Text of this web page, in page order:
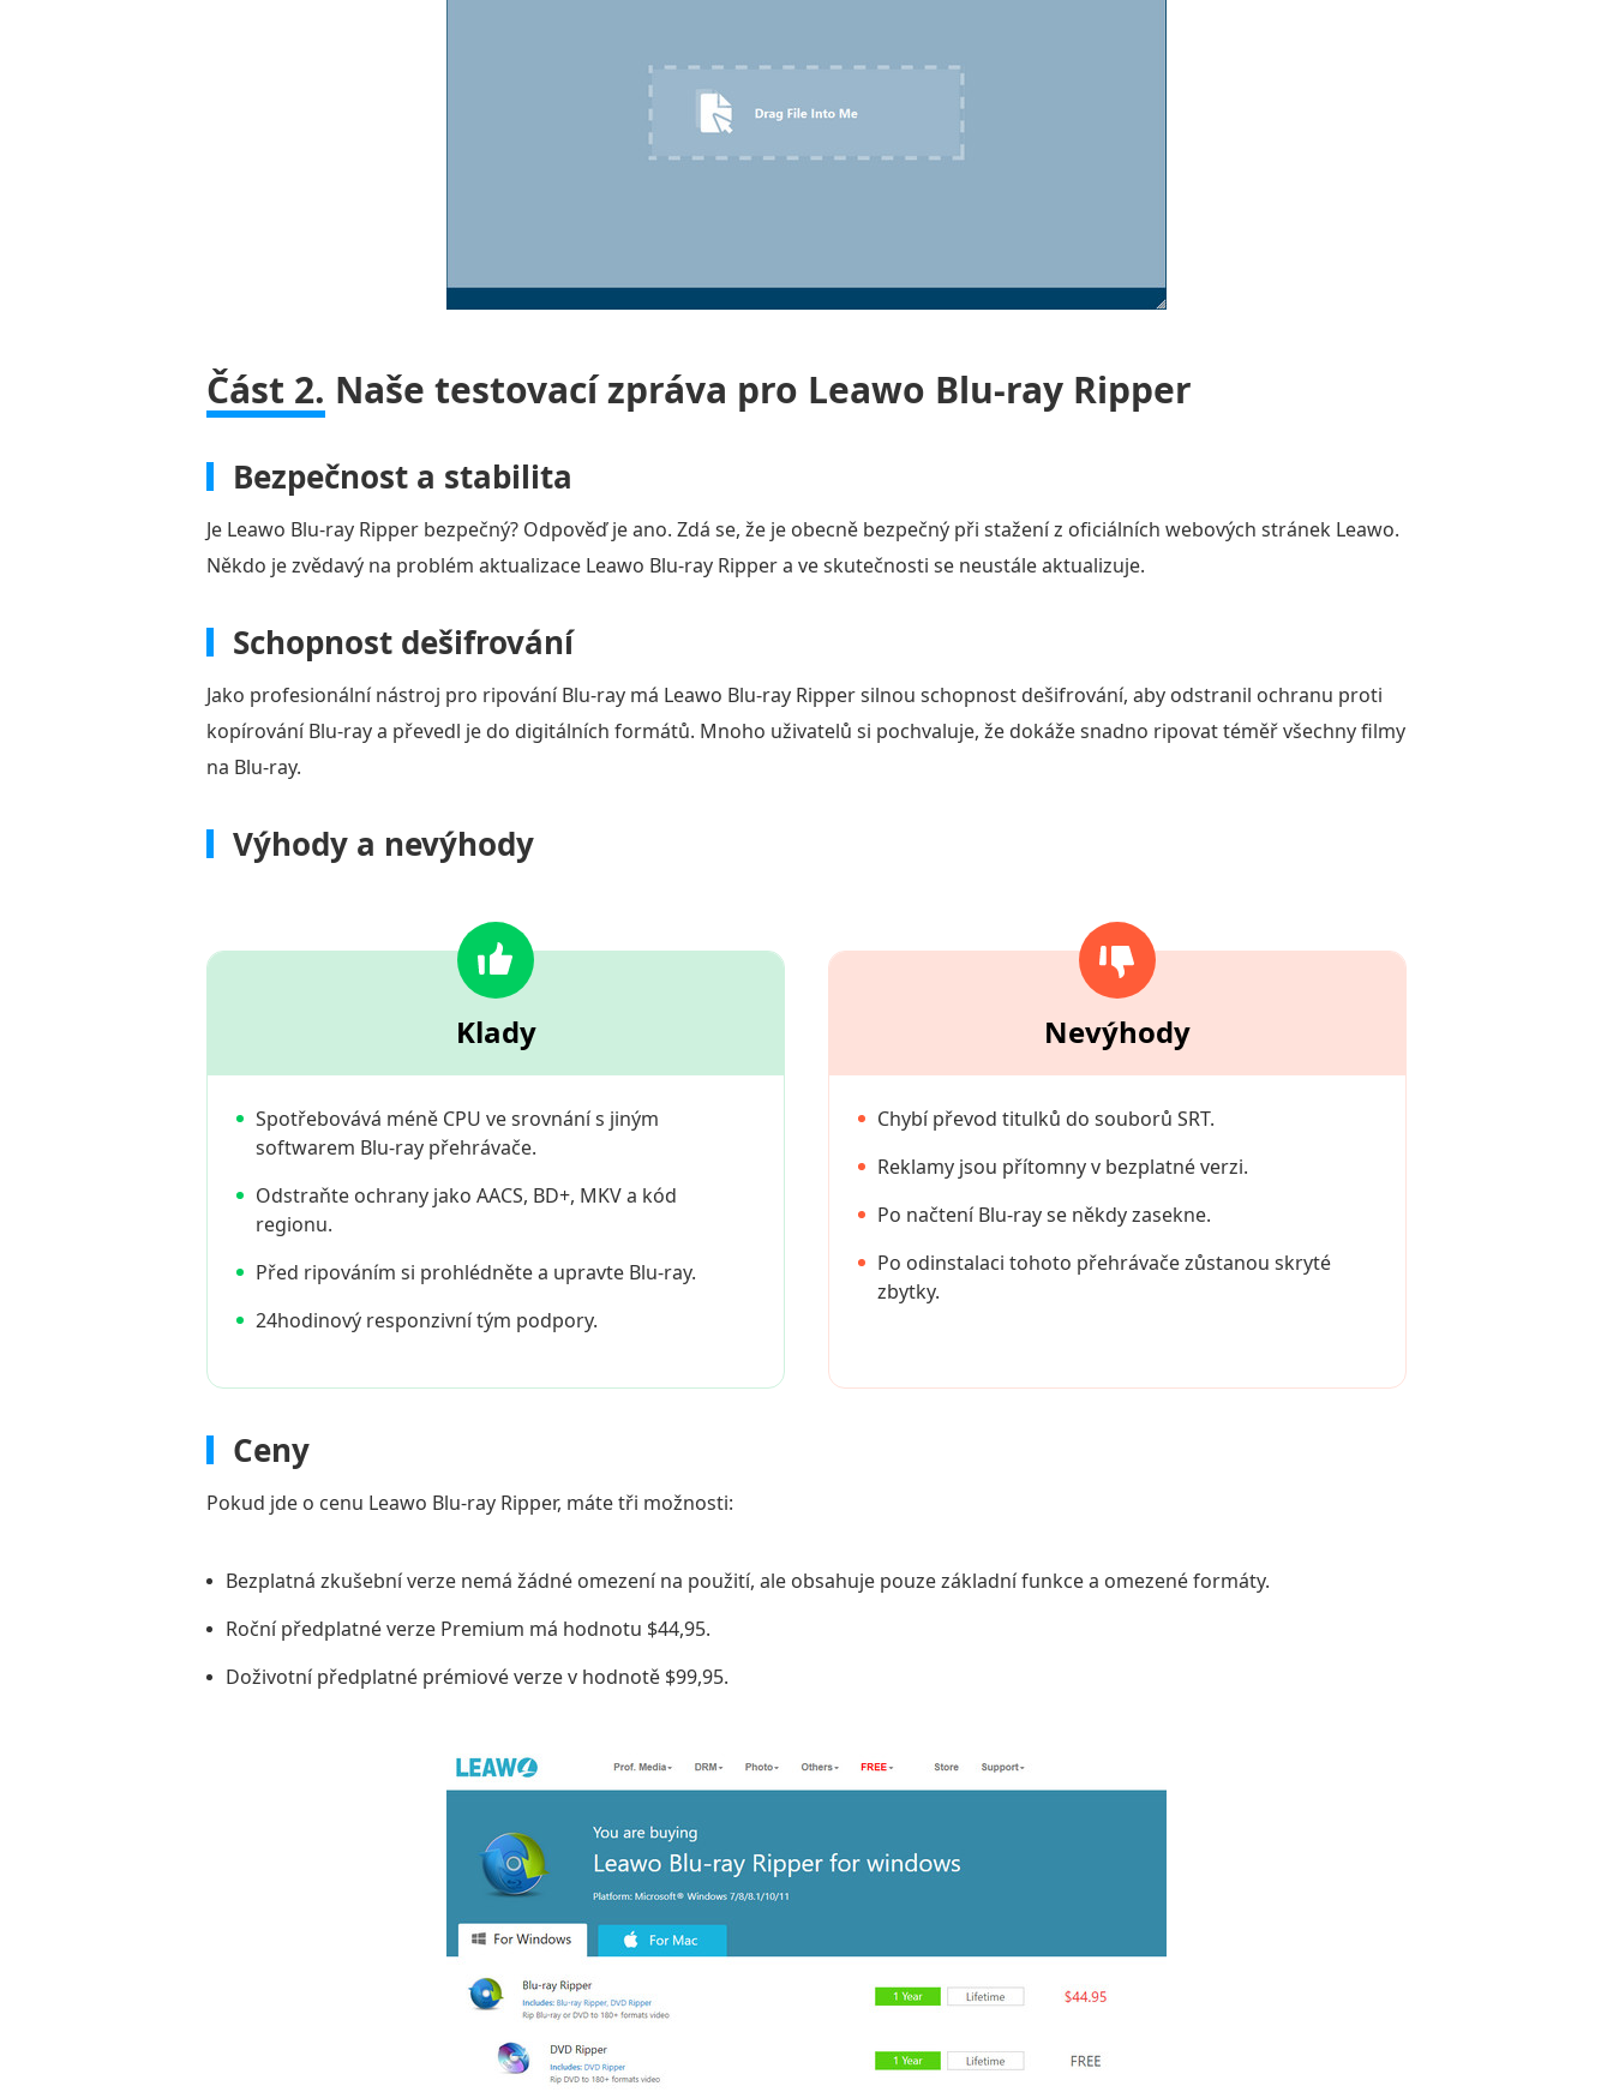
Část 2. Naše testovací zpráva pro Leawo Blu-ray Ripper
Bezpečnost a stabilita
Je Leawo Blu-ray Ripper bezpečný? Odpověď je ano. Zdá se, že je obecně bezpečný při stažení z oficiálních webových stránek Leawo.
Někdo je zvědavý na problém aktualizace Leawo Blu-ray Ripper a ve skutečnosti se neustále aktualizuje.
Schopnost dešifrování
Jako profesionální nástroj pro ripování Blu-ray má Leawo Blu-ray Ripper silnou schopnost dešifrování, aby odstranil ochranu proti
kopírování Blu-ray a převedl je do digitálních formátů. Mnoho uživatelů si pochvaluje, že dokáže snadno ripovat téměř všechny filmy
na Blu-ray.
Výhody a nevýhody
Klady
Spotřebovává méně CPU ve srovnání s jiným
softwarem Blu-ray přehrávače.
Odstraňte ochrany jako AACS, BD+, MKV a kód
regionu.
Před ripováním si prohlédněte a upravte Blu-ray.
24hodinový responzivní tým podpory.
Nevýhody
Chybí převod titulků do souborů SRT.
Reklamy jsou přítomny v bezplatné verzi.
Po načtení Blu-ray se někdy zasekne.
Po odinstalaci tohoto přehrávače zůstanou skryté
zbytky.
Ceny
Pokud jde o cenu Leawo Blu-ray Ripper, máte tři možnosti:
Bezplatná zkušební verze nemá žádné omezení na použití, ale obsahuje pouze základní funkce a omezené formáty.
Roční předplatné verze Premium má hodnotu $44,95.
Doživotní předplatné prémiové verze v hodnotě $99,95.